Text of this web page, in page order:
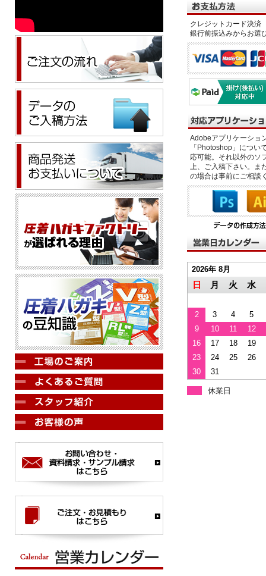
クレジットカード決
銀行前振込みからお選
Adobeアプリケーショ
「Photoshop」につい
応可能。それ以外のソ
上、ご入稿下さい。ま
の場合は事前にご相談
2026年 8月
日 月 火 水
2 3 4
5
9
10 11
12
16
17 18
19
23
24 25
26
30
31
休業日